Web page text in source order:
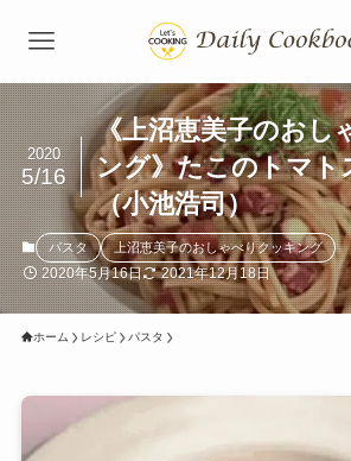
《上沼恵美子のおし
ング》たこのトマト
（小池浩司）
2020
5/16
パスタ 上沼恵美子のおしゃべりクッキング
2020年5月16日 2021年12月18日
ホーム レシピ パスタ